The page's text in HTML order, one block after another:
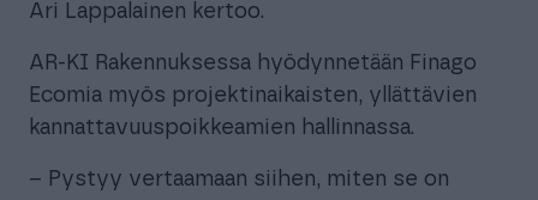
Ari Lappalainen kertoo.
AR-KI Rakennuksessa hyödynnetään Finago
Ecomia myös projektinaikaisten, yllättävien
kannattavuuspoikkeamien hallinnassa.
– Pystyy vertaamaan siihen, miten se on